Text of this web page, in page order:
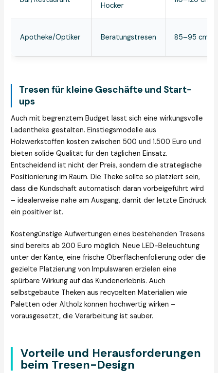
Hocker
Apotheke/Optiker Beratungstresen 85–95 cm
Tresen für kleine Geschäfte und Start-
ups
Auch mit begrenztem Budget lässt sich eine wirkungsvolle
Ladentheke gestalten. Einstiegsmodelle aus
Holzwerkstoffen kosten zwischen 500 und 1.500 Euro und
bieten solide Qualität für den täglichen Einsatz.
Entscheidend ist nicht der Preis, sondern die strategische
Positionierung im Raum. Die Theke sollte so platziert sein,
dass die Kundschaft automatisch daran vorbeigeführt wird
– idealerweise nahe am Ausgang, damit der letzte Eindruck
ein positiver ist.
Kostengünstige Aufwertungen eines bestehenden Tresens
sind bereits ab 200 Euro möglich. Neue LED-Beleuchtung
unter der Kante, eine frische Oberflächenfolierung oder die
gezielte Platzierung von Impulswaren erzielen eine
spürbare Wirkung auf das Kundenerlebnis. Auch
selbstgebaute Theken aus recycelten Materialien wie
Paletten oder Altholz können hochwertig wirken –
vorausgesetzt, die Verarbeitung ist sauber.
Vorteile und Herausforderungen
beim Tresen-Design